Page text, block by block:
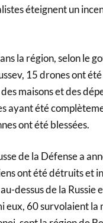
éteignent un
la région, selon le
15 drones ont
maisons et des
ayant été
ont été blessées.
de la Défense a
ont été détruits et
dessus de la Russie
eux, 60 survolaient la